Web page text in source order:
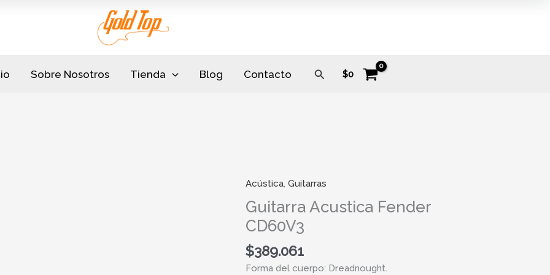
Sobre Nosotros Tienda Blog Contacto Buscar
$0
Acústica ,Guitarras
Guitarra Acustica Fender
CD60V3
$389.061
Forma del cuerpo: Dreadnought.